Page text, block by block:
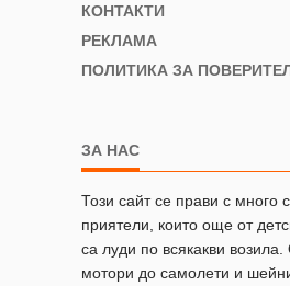
КОНТАКТИ
РЕКЛАМА
ПОЛИТИКА ЗА
ЗА НАС
Този сайт се прави с много
приятели, които още от
са луди по всякакви
мотори до самолети и